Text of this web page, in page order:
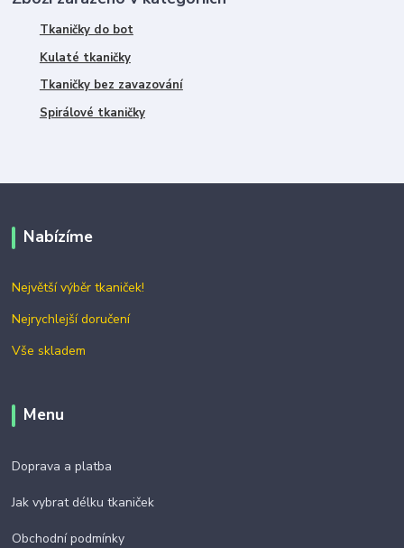
Tkaničky do bot
Kulaté tkaničky
Tkaničky bez zavazování
Spirálové tkaničky
Nabízíme
Největší výběr tkaniček!
Nejrychlejší doručení
Vše skladem
Menu
Doprava a platba
Jak vybrat délku tkaniček
Obchodní podmínky